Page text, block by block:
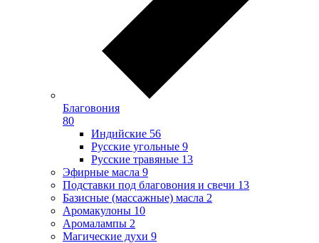
Благовония
80
Индийские 56
Русские угольные 9
Русские травяные 13
Эфирные масла 9
Подставки под благовония и свечи 13
Базисные (массажные) масла 2
Аромакулоны 10
Аромалампы 2
Магические духи 9